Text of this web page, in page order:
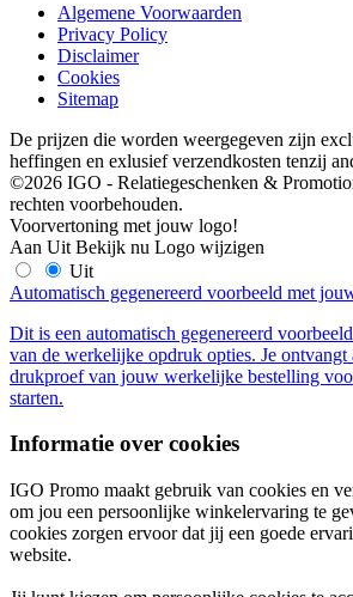
Algemene Voorwaarden
Privacy Policy
Disclaimer
Cookies
Sitemap
De prijzen die worden weergegeven zijn
heffingen en exlusief verzendkosten tenzij
©2026 IGO - Relatiegeschenken &
rechten voorbehouden.
Voorvertoning met jouw logo!
Aan Uit Bekijk nu Logo wijzigen
Uit
Automatisch gegenereerd voorbeeld met
Dit is een automatisch gegenereerd
van de werkelijke opdruk opties. Je ontvangt
drukproef van jouw werkelijke bestelling
starten.
Informatie over cookies
IGO Promo maakt gebruik van cookies en
om jou een persoonlijke winkelervaring te
cookies zorgen ervoor dat jij een goede
website.